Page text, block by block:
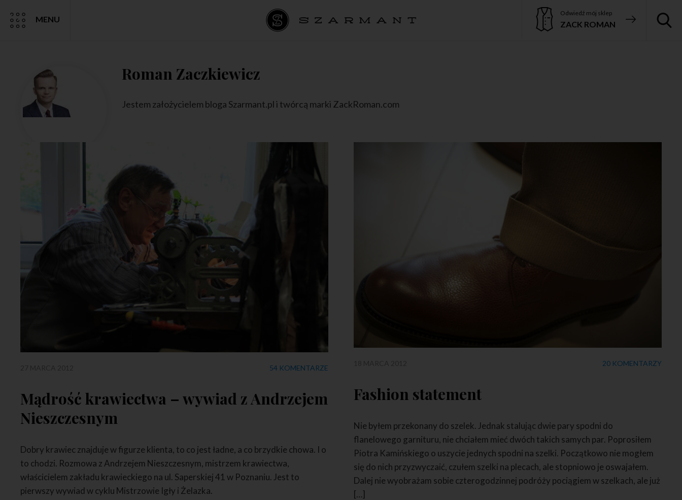
MENU
Odwiedź mój sklep
ZACK ROMAN
Roman Zaczkiewicz
Jestem założycielem bloga Szarmant.pl i twórcą marki ZackRoman.com
54 KOMENTARZE
Mądrość krawiectwa – wywiad z Andrzejem
Nieszczesnym
Dobry krawiec znajduje w figurze klienta, to co jest ładne, a co brzydkie chowa. I o
to chodzi. Rozmowa z Andrzejem Nieszczesnym, mistrzem krawiectwa,
właścicielem zakładu krawieckiego na ul. Saperskiej 41 w Poznaniu. Jest to
pierwszy wywiad w cyklu Mistrzowie Igły i Żelazka.
20 KOMENTARZY
Fashion statement
Nie byłem przekonany do szelek. Jednak stalując dwie pary spodni do
flanelowego garnituru, nie chciałem mieć dwóch takich samych par. Poprosiłem
Piotra Kamińskiego o uszycie jednych spodni na szelki. Początkowo nie mogłem
się do nich przyzwyczaić, czułem szelki na plecach, ale stopniowo je oswajałem.
Dalej nie wyobrażam sobie czterogodzinnej podróży pociągiem w szelkach, ale już
[…]